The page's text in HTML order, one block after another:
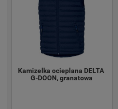
Kamizelka ocieplana DELTA
G-DOON, granatowa